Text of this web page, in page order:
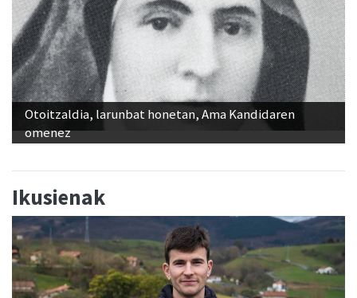
Otoitzaldia, larunbat honetan, Ama Kandidaren
omenez
Ikusienak